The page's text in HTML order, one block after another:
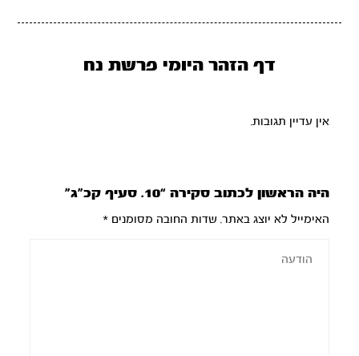
דף הזהר היומי פרשת נח
אין עדיין תגובות.
היה הראשון לכתוב סקירה “10. סעיף קכ”ג”
האימייל לא יוצג באתר. שדות החובה מסומנים*